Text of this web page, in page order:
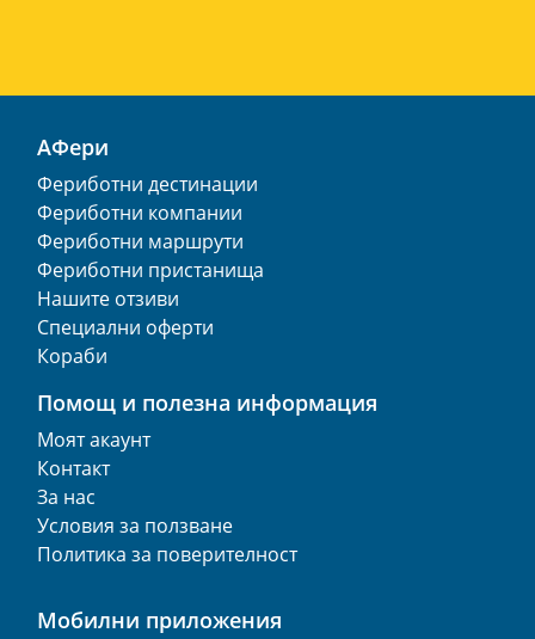
АФери
Фериботни дестинации
Фериботни компании
Фериботни маршрути
Фериботни пристанища
Нашите отзиви
Специални оферти
Кораби
Помощ и полезна информация
Моят акаунт
Контакт
За нас
Условия за ползване
Политика за поверителност
Мобилни приложения